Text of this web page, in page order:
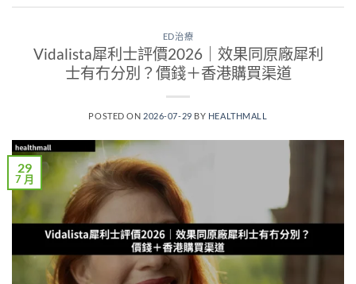
ED治療
Vidalista犀利士評價2026｜效果同原廠犀利
士有冇分別？價錢＋香港購買渠道
POSTED ON 2026-07-29 BY HEALTHMALL
29
7 月